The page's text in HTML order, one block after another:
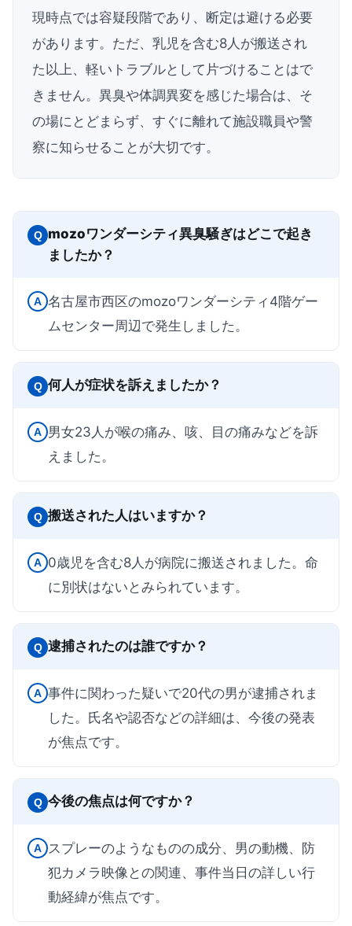
現時点では容疑段階であり、断定は避ける必要
があります。ただ、乳児を含む8人が搬送され
た以上、軽いトラブルとして片づけることはで
きません。異臭や体調異変を感じた場合は、そ
の場にとどまらず、すぐに離れて施設職員や警
察に知らせることが大切です。
Q mozoワンダーシティ異臭騒ぎはどこで起き
ましたか？
A 名古屋市西区のmozoワンダーシティ4階ゲー
ムセンター周辺で発生しました。
Q 何人が症状を訴えましたか？
A 男女23人が喉の痛み、咳、目の痛みなどを訴
えました。
Q 搬送された人はいますか？
A 0歳児を含む8人が病院に搬送されました。命
に別状はないとみられています。
Q 逮捕されたのは誰ですか？
A 事件に関わった疑いで20代の男が逮捕されま
した。氏名や認否などの詳細は、今後の発表
が焦点です。
Q 今後の焦点は何ですか？
A
スプレーのようなものの成分、男の動機、防
犯カメラ映像との関連、事件当日の詳しい行
動経緯が焦点です。